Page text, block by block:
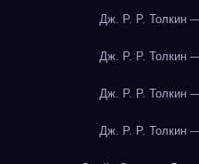
Дж. Р. Р. Толкин
Дж. Р. Р. Толкин
Дж. Р. Р. Толкин
Дж. Р. Р. Толкин